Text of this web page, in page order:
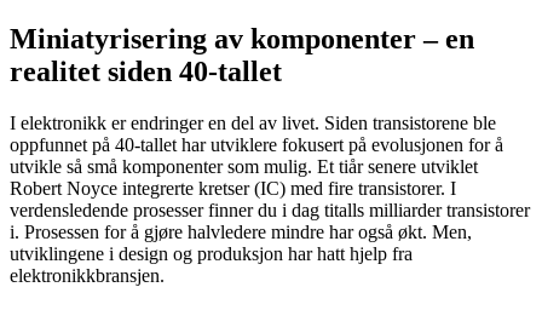
Miniatyrisering av komponenter – en
realitet siden 40-tallet
I elektronikk er endringer en del av livet. Siden transistorene ble
oppfunnet på 40-tallet har utviklere fokusert på evolusjonen for å
utvikle så små komponenter som mulig. Et tiår senere utviklet
Robert Noyce integrerte kretser (IC) med fire transistorer. I
verdensledende prosesser finner du i dag titalls milliarder transistorer
i. Prosessen for å gjøre halvledere mindre har også økt. Men,
utviklingene i design og produksjon har hatt hjelp fra
elektronikkbransjen.